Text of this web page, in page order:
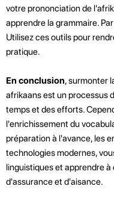
votre prononciation de
apprendre la grammaire.
Utilisez ces outils pour
pratique.
En conclusion, surmonter
afrikaans est un processus
temps et des efforts.
l'enrichissement du
préparation à l'avance, les
technologies modernes,
linguistiques et apprendre
d'assurance et d'aisance.